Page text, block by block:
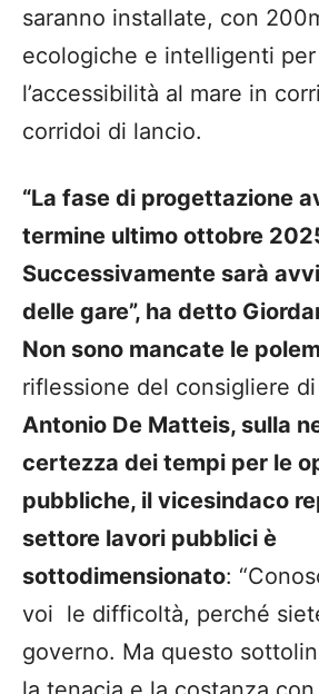
saranno installate, con
ecologiche e intelligenti
l’accessibilità al mare in
corridoi di lancio.
“La fase di progettazione
termine ultimo ottobre
Successivamente sarà
delle gare”, ha detto
Non sono mancate le
riflessione del consigliere
Antonio De Matteis, sulla
certezza dei tempi per le
pubbliche, il vicesindaco
settore lavori pubblici è
sottodimensionato:
voi le difficoltà, perché
governo. Ma questo